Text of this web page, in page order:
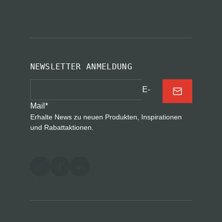
NEWSLETTER ANMELDUNG
E-
Mail *
Erhalte News zu neuen Produkten, Inspirationen
und Rabattaktionen.